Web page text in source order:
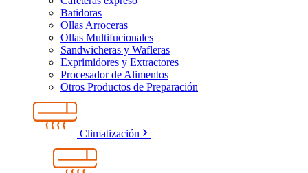
Batidoras
Ollas Arroceras
Ollas Multifucionales
Sandwicheras y Wafleras
Exprimidores y Extractores
Procesador de Alimentos
Otros Productos de Preparación
Climatización